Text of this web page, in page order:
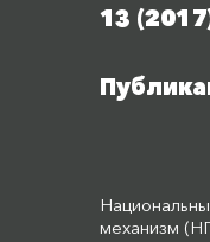
13
механизм